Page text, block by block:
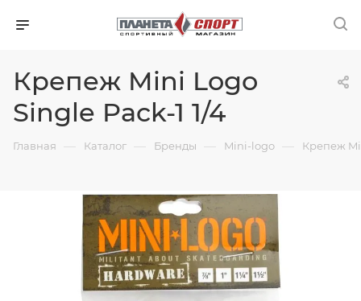
Крепеж Mini Logo
Single Pack-1 1/4
Главная — Каталог — Бренды — Mini-logo — Крепеж